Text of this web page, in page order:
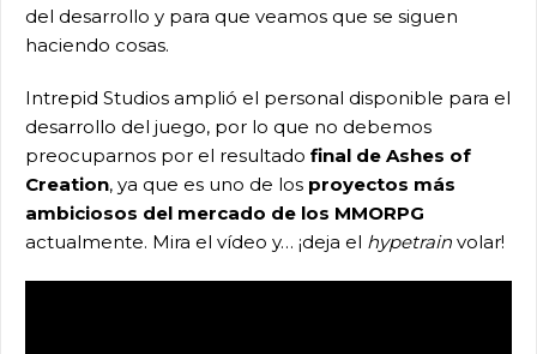
del desarrollo y para que veamos que se siguen
haciendo cosas.
Intrepid Studios amplió el personal disponible para el
desarrollo del juego, por lo que no debemos
preocuparnos por el resultado final de Ashes of
Creation, ya que es uno de los proyectos más
ambiciosos del mercado de los MMORPG
actualmente. Mira el vídeo y… ¡deja el hypetrain volar!